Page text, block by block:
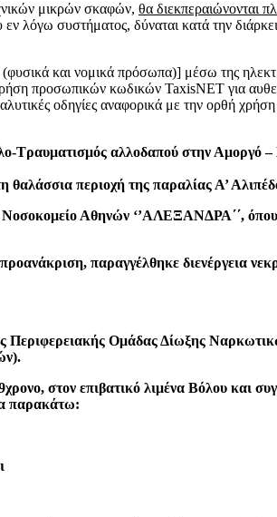
μικρών σκαφών, θα διεκπεραιώνονται
λόγω συστήματος, δύναται κατά την
και νομικά πρόσωπα)] μέσω της
προσωπικών κωδικών TaxisNET για
οδηγίες αναφορικά με την ορθή
Τραυματισμός αλλοδαπού στην Αμοργό
περιοχή της παραλίας Α’
Αθηνών ‘’ΑΛΕΞΑΝΔΡΑ΄΄, όπου
παραγγέλθηκε διενέργεια
Περιφερειακής Ομάδας Δίωξης
στον επιβατικό λιμένα Βόλου και
παρακάτω: